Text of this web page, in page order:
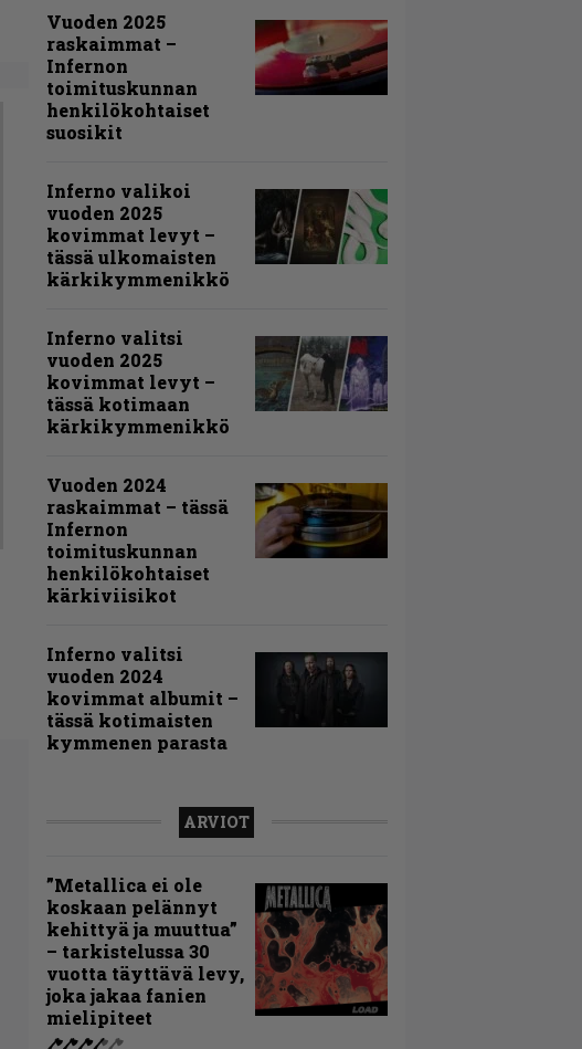
Vuoden 2025
raskaimmat –
Infernon
toimituskunnan
henkilökohtaiset
suosikit
Inferno valikoi
vuoden 2025
kovimmat levyt –
tässä ulkomaisten
kärkikymmenikkö
Inferno valitsi
vuoden 2025
kovimmat levyt –
tässä kotimaan
kärkikymmenikkö
Vuoden 2024
raskaimmat – tässä
Infernon
toimituskunnan
henkilökohtaiset
kärkiviisikot
Inferno valitsi
vuoden 2024
kovimmat albumit –
tässä kotimaisten
kymmenen parasta
ARVIOT
”Metallica ei ole
koskaan pelännyt
kehittyä ja muuttua”
– tarkistelussa 30
vuotta täyttävä levy,
joka jakaa fanien
mielipiteet